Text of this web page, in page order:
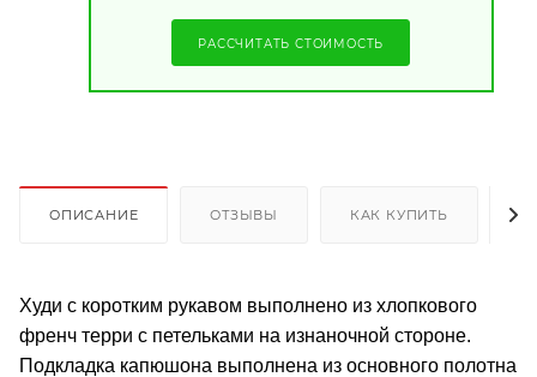
РАССЧИТАТЬ СТОИМОСТЬ
ОПИСАНИЕ ОТЗЫВЫ КАК КУПИТЬ
Худи с коротким рукавом выполнено из хлопкового
френч терри с петельками на изнаночной стороне.
Подкладка капюшона выполнена из основного полотна